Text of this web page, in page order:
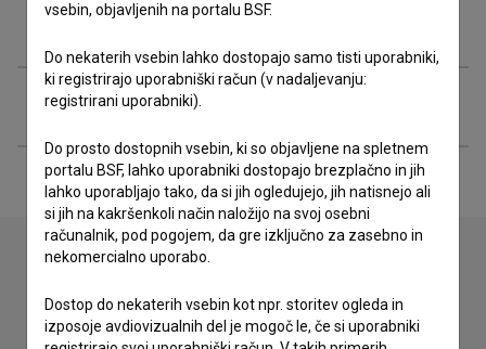
Organizacije
Razširjeni podatki
Stik z uredništvom
Spoštovani, s pomočjo spodnjega obrazca lahko stopite v
vsebin, objavljenih na portalu BSF.
Do nekaterih vsebin lahko dostopajo samo tisti uporabniki,
ki registrirajo uporabniški račun (v nadaljevanju:
registrirani uporabniki).
Do prosto dostopnih vsebin, ki so objavljene na spletnem
portalu BSF, lahko uporabniki dostopajo brezplačno in jih
lahko uporabljajo tako, da si jih ogledujejo, jih natisnejo ali
si jih na kakršenkoli način naložijo na svoj osebni
računalnik, pod pogojem, da gre izključno za zasebno in
nekomercialno uporabo.
Dostop do nekaterih vsebin kot npr. storitev ogleda in
izposoje avdiovizualnih del je mogoč le, če si uporabniki